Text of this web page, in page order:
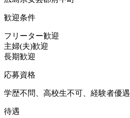
歓迎条件
フリーター歓迎
主婦(夫)歓迎
長期歓迎
応募資格
学歴不問、高校生不可、経験者優遇
待遇